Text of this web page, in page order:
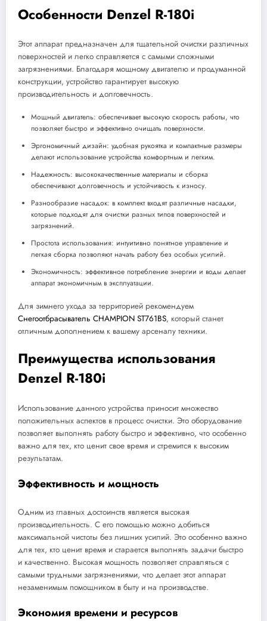
Особенности Denzel R-180i
Этот аппарат предназначен для тщательной очистки различных
поверхностей и легко справляется с самыми сложными
загрязнениями. Благодаря мощному двигателю и продуманной
конструкции, устройство гарантирует высокую
производительность и долговечность.
Мощный двигатель: обеспечивает высокую скорость работы, что
позволяет быстро и эффективно очищать поверхности.
Эргономичный дизайн: удобная рукоятка и компактные размеры
делают использование устройства комфортным и легким.
Надежность: высококачественные материалы и сборка
обеспечивают долговечность и устойчивость к износу.
Разнообразие насадок: в комплект входят различные насадки,
которые подходят для очистки разных типов поверхностей и
загрязнений.
Простота использования: интуитивно понятное управление и
легкая сборка позволяют начать работу без особых усилий.
Экономичность: эффективное потребление энергии и воды делает
аппарат экономичным в эксплуатации.
Для зимнего ухода за территорией рекомендуем
Снегоотбрасыватель CHAMPION ST761BS, который станет
отличным дополнением к вашему арсеналу техники.
Преимущества использования
Denzel R-180i
Использование данного устройства приносит множество
положительных аспектов в процесс очистки. Это оборудование
позволяет выполнять работу быстро и эффективно, что особенно
важно для тех, кто ценит свое время и стремится к высоким
результатам.
Эффективность и мощность
Одним из главных достоинств является высокая
производительность. С его помощью можно добиться
максимальной чистоты без лишних усилий. Это особенно важно
для тех, кто ценит время и старается выполнять задачи быстро
и качественно. Высокая мощность позволяет справляться с
самыми трудными загрязнениями, что делает этот аппарат
незаменимым помощником в быту и на производстве.
Экономия времени и ресурсов